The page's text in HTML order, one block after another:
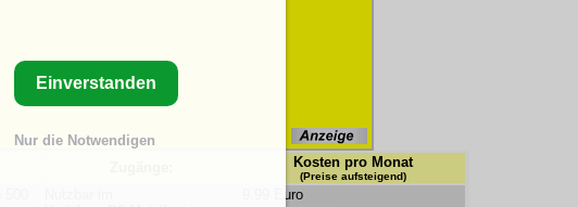
Kosten pro Monat
(Preise aufsteigend)
9.99 Euro
Einverstanden
Nur die Notwendigen